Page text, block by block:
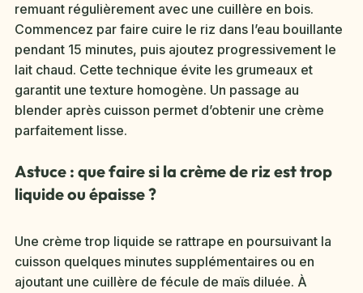
remuant régulièrement avec une cuillère en bois.
Commencez par faire cuire le riz dans l’eau bouillante
pendant 15 minutes, puis ajoutez progressivement le
lait chaud. Cette technique évite les grumeaux et
garantit une texture homogène. Un passage au
blender après cuisson permet d’obtenir une crème
parfaitement lisse.
Astuce : que faire si la crème de riz est trop
liquide ou épaisse ?
Une crème trop liquide se rattrape en poursuivant la
cuisson quelques minutes supplémentaires ou en
ajoutant une cuillère de fécule de maïs diluée. À